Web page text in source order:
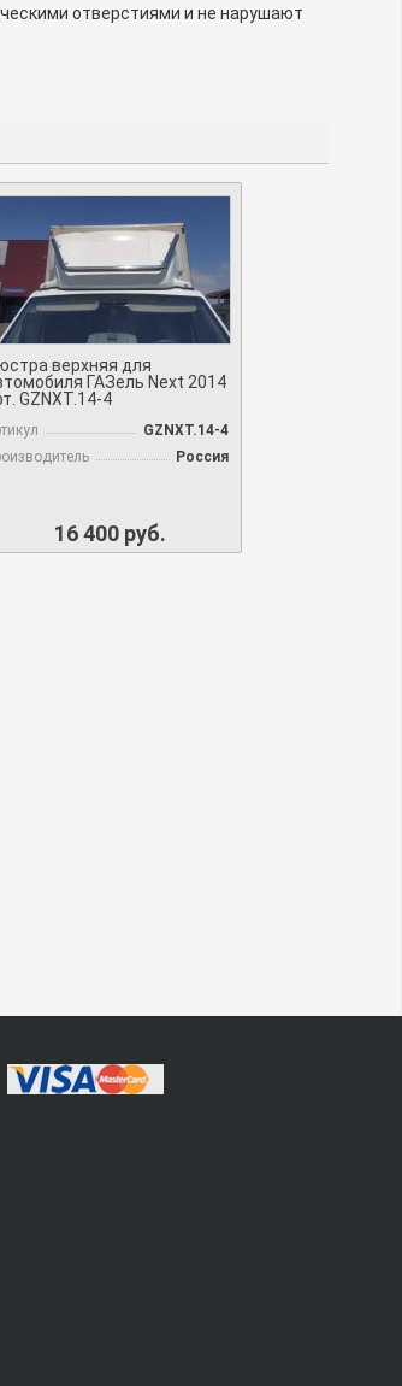
отверстиями и не нарушают
верхняя для
ГАЗель Next 2014
GZNXT.14-4
GZNXT.14-4
Россия
16 400 руб.